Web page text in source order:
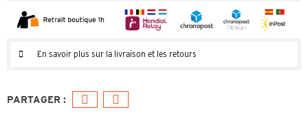
En savoir plus sur la livraison et les retours